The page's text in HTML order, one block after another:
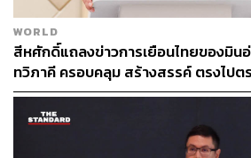
WORLD
สีหศักดิ์แถลงข่าวการเยือนไทยของมิน
ทวิภาคี ครอบคลุม สร้างสรรค์ ตรงไปต
ให้เมียนมากลับสู่อาเซียน